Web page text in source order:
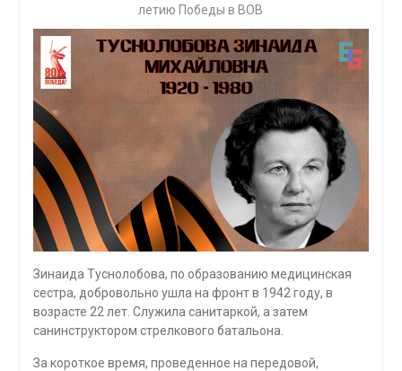
летию Победы в ВОВ
Зинаида Туснолобова, по образованию медицинская
сестра, добровольно ушла на фронт в 1942 году, в
возрасте 22 лет. Служила санитаркой, а затем
санинструктором стрелкового батальона.
За короткое время, проведенное на передовой,